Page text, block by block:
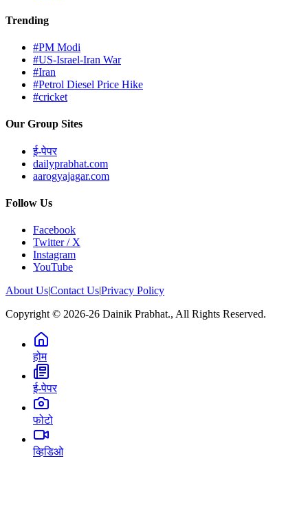
Trending
#PM Modi
#US-Israel-Iran War
#Iran
#Petrol Diesel Price Hike
#cricket
Our Group Sites
ई-पेपर
dailyprabhat.com
aarogyajagar.com
Follow Us
Facebook
Twitter / X
Instagram
YouTube
About Us|Contact Us|Privacy Policy
Copyright © 2026-26 Dainik Prabhat., All Rights Reserved.
होम
ई-पेपर
फोटो
व्हिडिओ